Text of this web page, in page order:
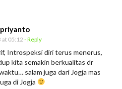
05:12 - Reply
Introspeksi diri terus menerus,
kita semakin berkualitas dr
salam juga dari Jogja mas
di Jogja